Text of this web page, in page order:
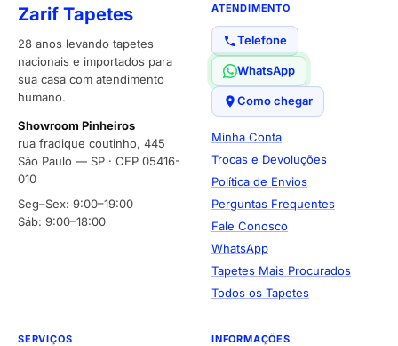
Zarif Tapetes
28 anos levando tapetes
nacionais e importados para
sua casa com atendimento
humano.
Showroom Pinheiros
rua fradique coutinho, 445
São Paulo — SP · CEP 05416-
010
Seg–Sex: 9:00–19:00
Sáb: 9:00–18:00
ATENDIMENTO
Telefone
WhatsApp
Como chegar
Minha Conta
Trocas e Devoluções
Política de Envios
Perguntas Frequentes
Fale Conosco
WhatsApp
Tapetes Mais Procurados
Todos os Tapetes
SERVIÇOS INFORMAÇÕES